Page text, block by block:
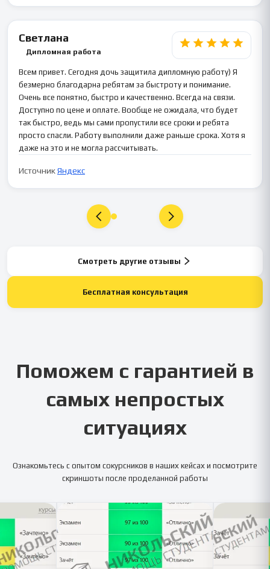
Светлана
Дипломная работа
Всем привет. Сегодня дочь защитила дипломную работу) Я
безмерно благодарна ребятам за быстроту и понимание.
Очень все понятно, быстро и качественно. Всегда на связи.
Доступно по цене и оплате. Вообще не ожидала, что будет
так быстро, ведь мы сами пропустили все сроки и ребята
просто спасли. Работу выполнили даже раньше срока. Хотя я
даже на это и не могла рассчитывать.
ИсточникЯндекс
Смотреть другие отзывы
Бесплатная консультация
Поможем с гарантией в
самых непростых
ситуациях
Ознакомьтесь с опытом сокурсников в наших кейсах и посмотрите
скриншоты после проделанной работы